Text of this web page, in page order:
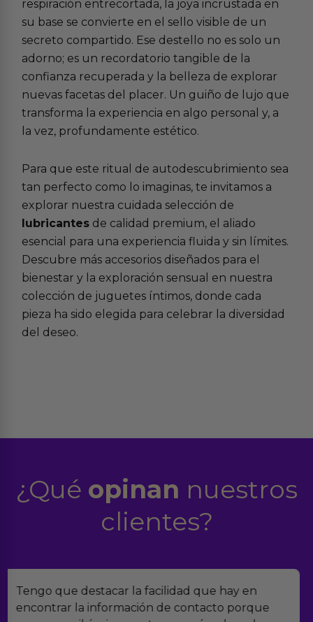
respiración entrecortada, la joya incrustada en
su base se convierte en el sello visible de un
secreto compartido. Ese destello no es solo un
adorno; es un recordatorio tangible de la
confianza recuperada y la belleza de explorar
nuevas facetas del placer. Un guiño de lujo que
transforma la experiencia en algo personal y, a
la vez, profundamente estético.
Para que este ritual de autodescubrimiento sea
tan perfecto como lo imaginas, te invitamos a
explorar nuestra cuidada selección de
lubricantes de calidad premium, el aliado
esencial para una experiencia fluida y sin límites.
Descubre más accesorios diseñados para el
bienestar y la exploración sensual en nuestra
colección de juguetes íntimos, donde cada
pieza ha sido elegida para celebrar la diversidad
del deseo.
¿Qué opinan nuestros
clientes?
Encontramos Erotiks a través de Google y la
verdad es que nos han sorprendido. Tienen